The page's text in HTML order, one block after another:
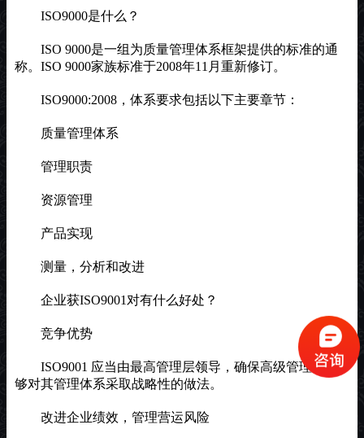
ISO9000是什么？
ISO 9000是一组为质量管理体系框架提供的标准的通
称。ISO 9000家族标准于2008年11月重新修订。
ISO9000:2008，体系要求包括以下主要章节：
质量管理体系
管理职责
资源管理
产品实现
测量，分析和改进
企业获ISO9001对有什么好处？
竞争优势
ISO9001 应当由最高管理层领导，确保高级管理层能
够对其管理体系采取战略性的做法。
改进企业绩效，管理营运风险